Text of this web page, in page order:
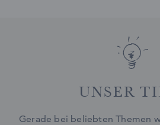
UNSER
Gerade bei beliebten Themen